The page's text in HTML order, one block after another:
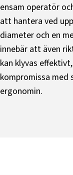
ensam operatör
att hantera ved
diameter och en
innebär att även
kan klyvas
kompromissa med
ergonomin.